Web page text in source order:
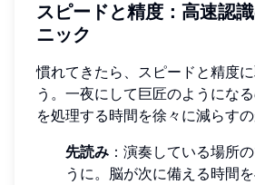
スピードと精度：高速認
ニック
慣れてきたら、スピードと精度
う。一夜にして巨匠のようにな
を処理する時間を徐々に減らすの
先読み ：演奏している場所
うに。脳が次に備える時間